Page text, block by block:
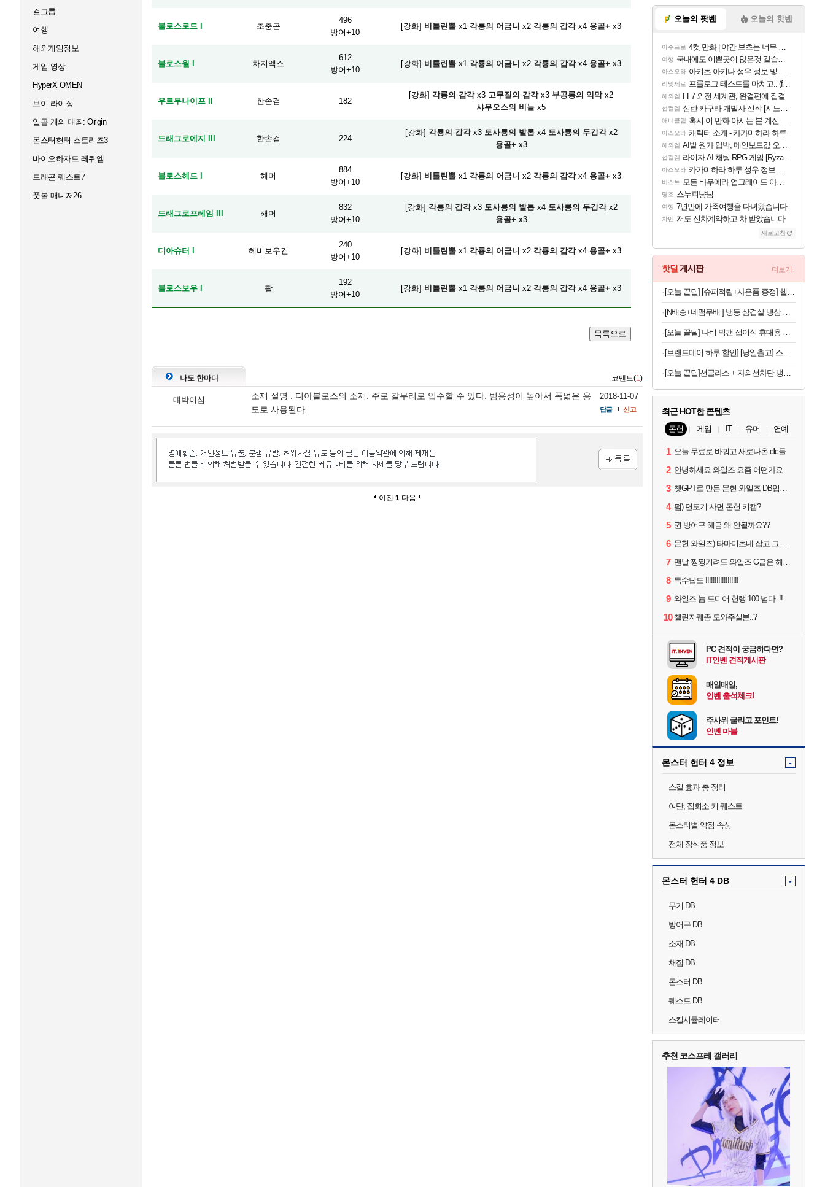
걸그룹
여행
해외게임정보
게임 영상
HyperX OMEN
브이 라이징
일곱 개의 대죄: Origin
몬스터헌터 스토리즈3
바이오하자드 레퀴엠
드래곤 퀘스트7
풋볼 매니저26
블로스로드 I 조충곤
496
방어+10
[강화] 비틀린뿔 x1 각룡의 어금니 x2 각룡의 갑각x4 용골+ x3
블로스월 I 차지액스
612
방어+10
[강화] 비틀린뿔 x1 각룡의 어금니 x2 각룡의 갑각x4 용골+ x3
우르무나이프 II 한손검 182
[강화] 각룡의 갑각x3 고무질의 갑각x3 부공룡의 익막x2
샤무오스의 비늘 x5
드래그로에지 III 한손검 224
[강화] 각룡의 갑각x3 토사룡의 발톱x4 토사룡의 두갑각x2
용골+ x3
블로스헤드 I 해머
884
방어+10
[강화] 비틀린뿔 x1 각룡의 어금니 x2 각룡의 갑각x4 용골+ x3
드래그로프레임 III 해머
832
방어+10
[강화] 각룡의 갑각x3 토사룡의 발톱x4 토사룡의 두갑각x2
용골+ x3
디아슈터 I 헤비보우건
240
방어+10
[강화] 비틀린뿔 x1 각룡의 어금니 x2 각룡의 갑각x4 용골+ x3
블로스보우 I 활
192
방어+10
[강화] 비틀린뿔 x1 각룡의 어금니 x2 각룡의 갑각x4 용골+ x3
목록으로
나도 한마디 코멘트(1 )
대박이심
소재 설명 : 디아블로스의 소재. 주로 갈무리로 입수할 수 있다. 범용성이 높아서 폭넓은 용
도로 사용된다.
2018-11-07
답글 신고
이전 1 다음
오늘의 팟벤 오늘의 핫벤
아주프로 4컷 만화 | 야간 보초는 너무 힘들어
여행 국내에도 이쁜곳이 많은것 같습니다
아스오라 아키츠 아키나 성우 정보 및 주요 필모
리밋제로 프롤로그 테스트를 마치고.. (feat. 리아)
해외겜 FF7 외전 세계관, 완결편에 집결
섭컬겜 섬란 카구라 개발사 신작 [시노비 넥서스] 연내 출시 예정
애니클립 혹시 이 만화 아시는 분 계신가요
아스오라 캐릭터 소개 - 카가미하라 하루
해외겜 AI발 원가 압박, 메인보드값 오르나
섭컬겜 라이자 AI 채팅 RPG 게임 [RyzaChat: AI] 공개
아스오라 카가미하라 하루 성우 정보 및 주요 필모
비스트 모든 바우에라 업그레이드 아이템 획득 위치 공략 (89개)
명조 스누피냥님
여행 7년만에 가족여행을 다녀왔습니다.
차벤 저도 신차계약하고 차 받았습니다
새로고침
핫딜 게시판 더보기+
[오늘 끝딜] [슈퍼적립+사은품 증정] 헬스헬퍼 맥스컷 프로 크롬 추성훈 다이어트 혈당 체지방 컷팅제 120캡슐, 5개
[N배송+네맴무배 ] 냉동 삼겹살 냉삼 수입 돼지고기 절단 대패삼겹살
[오늘 끝딜] 나비 빅팬 접이식 휴대용 손 선풍기 저소음 BLDC 모터 4000mAh 샌드 카키
[브랜드데이 하루 할인] [당일출고] 스파오키즈 콜라보 반팔 파자마 모음
[오늘 끝딜]선글라스 + 자외선차단 냉감원단 스포츠 쿨 마스크 화이트 1매입
최근 HOT한 콘텐츠
몬헌 게임 IT 유머 연예
1 오늘 무료로 바꿔고 새로나온 dlc들
2 안녕하세요 와일즈 요즘 어떤가요
3 챗GPT로 만든 몬헌 와일즈 DB입니다.
4 펌) 면도기 사면 몬헌 키캡?
5 퀸 방어구 해금 왜 안될까요??
6 몬헌 와일즈) 타마미츠네 잡고 그 뒤로 안했는데 복귀하려면 뭐부터..?
7 맨날 찡찡거려도 와일즈 G급은 해야하니까 접속 jpg
8 특수납도 !!!!!!!!!!!!!!!!!!
9 와일즈 늅 드디어 헌랭 100 넘다..!!
10 챌린지퀘좀 도와주실분..?
PC 견적이 궁금하다면?
IT인벤 견적게시판
매일매일,
인벤 출석체크!
주사위 굴리고 포인트!
인벤 마블
몬스터 헌터 4 정보 -
스킬 효과 총 정리
여단, 집회소 키 퀘스트
몬스터별 약점 속성
전체 장식품 정보
몬스터 헌터 4 DB -
무기 DB
방어구 DB
소재 DB
채집 DB
몬스터 DB
퀘스트 DB
스킬시뮬레이터
추천 코스프레 갤러리